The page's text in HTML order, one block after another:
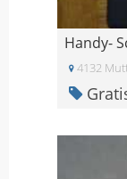
Handy-
4132